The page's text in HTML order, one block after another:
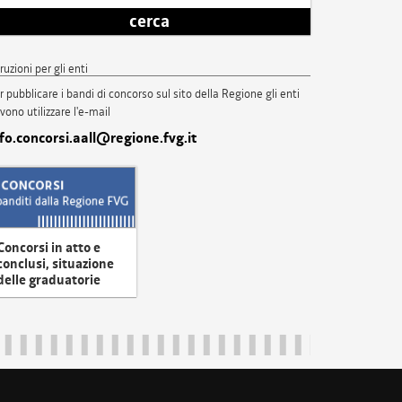
cerca
per gli enti
pubblicare i bandi di concorso sul sito della Regione gli enti
utilizzare l'e-mail
in atto e
situazione
graduatorie